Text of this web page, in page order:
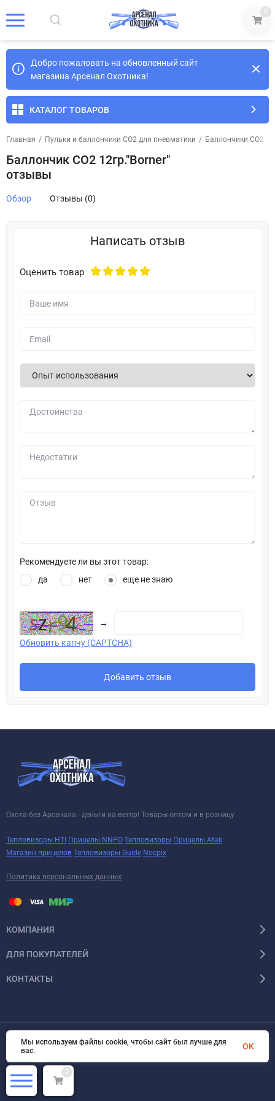
0
Добро пожаловать на обновленный сайт
магазина Арсенал Охотника!
КАТАЛОГ ТОВАРОВ
Главная / Пульки и баллончики СО2 для пневматики / Баллончики CO2
Баллончик СО2 12гр."Borner"
отзывы
Обзор Отзывы (0)
Написать отзыв
Оценить товар
Рекомендуете ли вы этот товар:
да
нет еще не знаю
→
Обновить капчу (CAPTCHA)
Добавить отзыв
Охота без Арсенала - деньги на ветер! Товары оптом и в розницу
Тепловизоры HTI Прицелы NNPO Тепловизоры Прицелы Atak
Магазин прицелов Тепловизоры Guide Nocpix
Политика персональных данных
КОМПАНИЯ
ДЛЯ ПОКУПАТЕЛЕЙ
КОНТАКТЫ
Тепловизоры Pulsar© 2026 Арсенал Охотника ру. Все права защищены
0
Мы используем файлы cookie, чтобы сайт был лучше для
вас.
OK